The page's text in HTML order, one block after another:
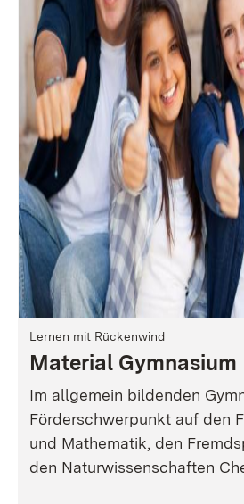
Lernen mit Rückenwind
Material Gymnasium
Im allgemein bildenden
Förderschwerpunkt auf den
und Mathematik, den
den Naturwissenschaften